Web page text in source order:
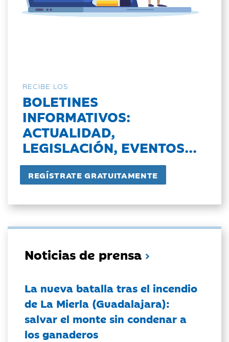
RECIBE LOS
BOLETINES
INFORMATIVOS:
ACTUALIDAD,
LEGISLACIÓN, EVENTOS...
Noticias de prensa
La nueva batalla tras el incendio
de La Mierla (Guadalajara):
salvar el monte sin condenar a
los ganaderos